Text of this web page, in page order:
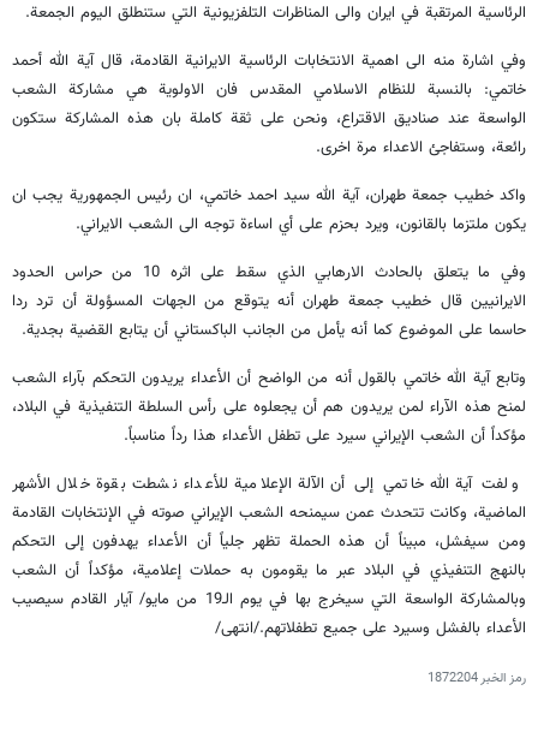
الرئاسية المرتقبة في ايران والى المناظرات التلفزيونية التي ستنطلق اليوم الجمعة.
وفي اشارة منه الى اهمية الانتخابات الرئاسية الايرانية القادمة، قال آية الله أحمد
خاتمي: بالنسبة للنظام الاسلامي المقدس فان الاولوية هي مشاركة الشعب
الواسعة عند صناديق الاقتراع، ونحن على ثقة كاملة بان هذه المشاركة ستكون
رائعة، وستفاجئ الاعداء مرة اخرى.
واكد خطيب جمعة طهران، آية الله سيد احمد خاتمي، ان رئيس الجمهورية يجب ان
يكون ملتزما بالقانون، ويرد بحزم على أي اساءة توجه الى الشعب الايراني.
وفي ما يتعلق بالحادث الارهابي الذي سقط على اثره 10 من حراس الحدود
الايرانيين قال خطيب جمعة طهران أنه يتوقع من الجهات المسؤولة أن ترد ردا
حاسما على الموضوع كما أنه يأمل من الجانب الباكستاني أن يتابع القضية بجدية.
وتابع آية الله خاتمي بالقول أنه من الواضح أن الأعداء يريدون التحكم بآراء الشعب
لمنح هذه الآراء لمن يريدون هم أن يجعلوه على رأس السلطة التنفيذية في البلاد،
مؤكداً أن الشعب الإيراني سيرد على تطفل الأعداء هذا رداً مناسباً.
ولفت آية الله خاتمي إلى أن الآلة الإعلامية للأعداء نشطت بقوة خلال الأشهر
الماضية، وكانت تتحدث عمن سيمنحه الشعب الإيراني صوته في الإنتخابات القادمة
ومن سيفشل، مبيناً أن هذه الحملة تظهر جلياً أن الأعداء يهدفون إلى التحكم
بالنهج التنفيذي في البلاد عبر ما يقومون به حملات إعلامية، مؤكداً أن الشعب
وبالمشاركة الواسعة التي سيخرج بها في يوم الـ19 من مايو/ آيار القادم سيصيب
الأعداء بالفشل وسيرد على جميع تطفلاتهم./انتهى/
رمز الخبر1872204